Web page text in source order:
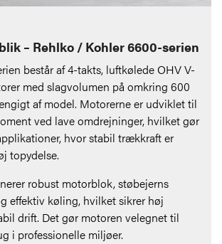
– Rehlko / Kohler 6600-serien
består af 4-takts, luftkølede OHV V-
med slagvolumen på omkring 600
af model. Motorerne er udviklet til
ved lave omdrejninger, hvilket gør
hvor stabil trækkraft er
topydelse.
robust motorblok, støbejerns
effektiv køling, hvilket sikrer høj
drift. Det gør motoren velegnet til
i professionelle miljøer.